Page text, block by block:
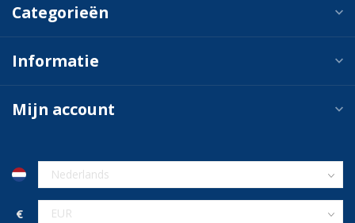
Categorieën
Informatie
Mijn account
€